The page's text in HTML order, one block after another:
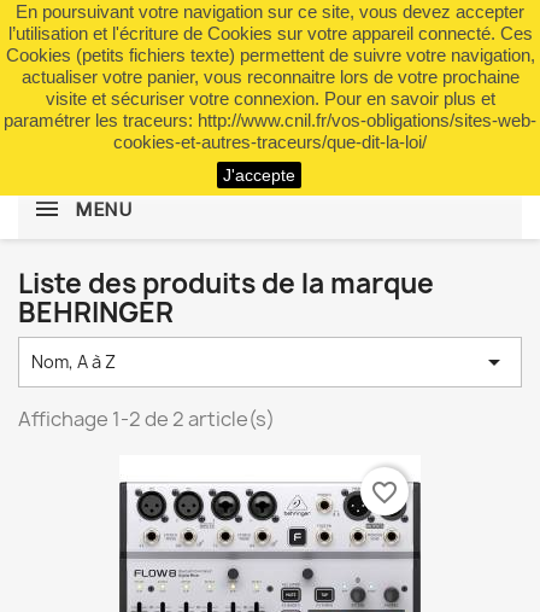
En poursuivant votre navigation sur ce site, vous devez accepter
l’utilisation et l'écriture de Cookies sur votre appareil connecté. Ces
Cookies (petits fichiers texte) permettent de suivre votre navigation,
actualiser votre panier, vous reconnaitre lors de votre prochaine
visite et sécuriser votre connexion. Pour en savoir plus et
paramétrer les traceurs: http://www.cnil.fr/vos-obligations/sites-web-
cookies-et-autres-traceurs/que-dit-la-loi/
J'accepte
 shopping_cart (0)

search
MENU
Liste des produits de la marque
BEHRINGER
Nom, A à Z 
Affichage 1-2 de 2 article(s)
favorite_border